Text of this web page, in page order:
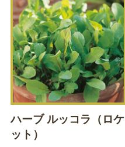
ハーブ ルッコラ（ロケ
ット）